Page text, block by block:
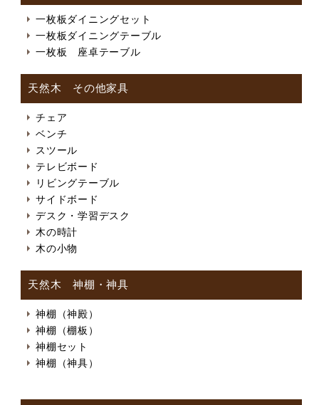
一枚板ダイニングセット
一枚板ダイニングテーブル
一枚板 座卓テーブル
天然木 その他家具
チェア
ベンチ
スツール
テレビボード
リビングテーブル
サイドボード
デスク・学習デスク
木の時計
木の小物
天然木 神棚・神具
神棚（神殿）
神棚（棚板）
神棚セット
神棚（神具）